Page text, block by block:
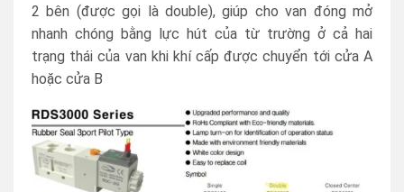
2 bên (được gọi là double), giúp cho van đóng mở
nhanh chóng bằng lực hút của từ trường ở cả hai
trạng thái của van khi khí cấp được chuyển tới cửa A
hoặc cửa B